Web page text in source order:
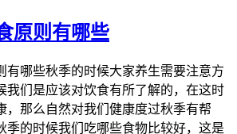
原则有哪些
有哪些秋季的时候大家养生需要注意方
我们是应该对饮食有所了解的，在这时
，那么自然对我们健康度过秋季有帮
季的时候我们吃哪些食物比较好，这是